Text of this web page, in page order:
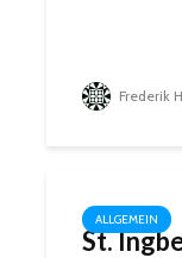
Frederik
ALLGEMEIN
St.